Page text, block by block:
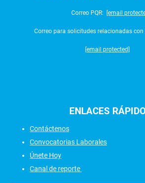
Correo PQR: [email
Correo para solicitudes relacionadas
[email protected]
ENLACES
Contáctenos
Convocatorias Laborales
Únete Hoy
Canal de reporte